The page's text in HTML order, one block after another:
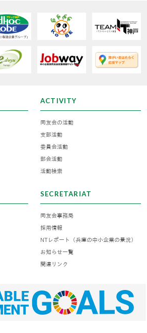
ACTIVITY
同友会の活動
支部活動
委員会活動
部会活動
活動検索
SECRETARIAT
同友会事務局
採用情報
NTレポート（兵庫の中小企業の景況）
お知らせ一覧
関連リンク